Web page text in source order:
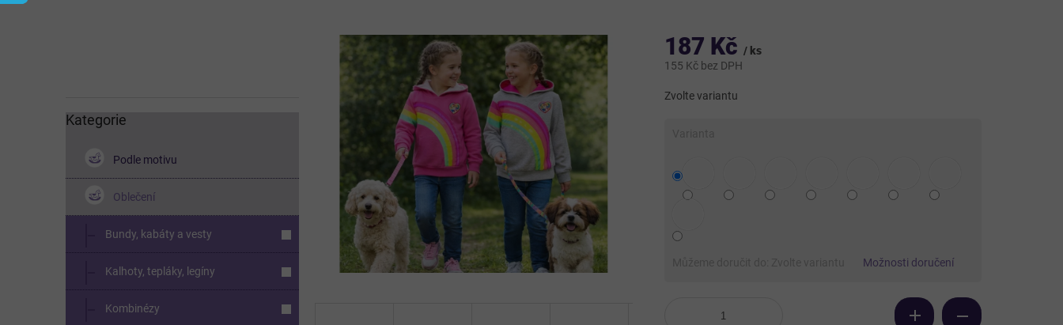
Přeskočit
Kategorie
Podle motivu
Oblečení
Bundy, kabáty a vesty
Kalhoty, tepláky, legíny
Kombinézy
187 Kč / ks
155 Kč bez DPH
cena:
Zvolte variantu
Možnosti doručení